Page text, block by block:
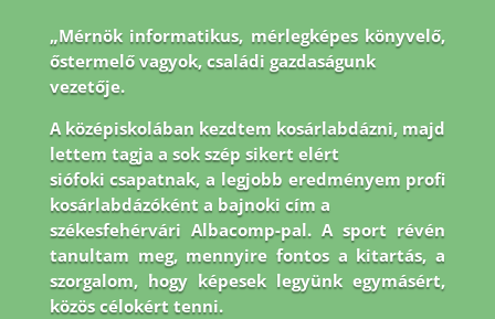
„Mérnök informatikus, mérlegképes könyvelő,
őstermelő vagyok, családi gazdaságunk
vezetője.
A középiskolában kezdtem kosárlabdázni, majd
lettem tagja a sok szép sikert elért
siófoki csapatnak, a legjobb eredményem profi
kosárlabdázóként a bajnoki cím a
székesfehérvári Albacomp-pal. A sport révén
tanultam meg, mennyire fontos a kitartás, a
szorgalom, hogy képesek legyünk egymásért,
közös célokért tenni.